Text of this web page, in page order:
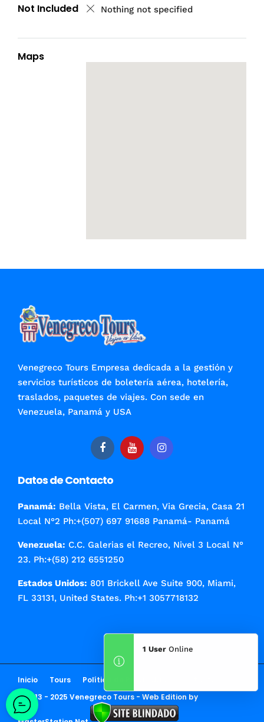
1 User Online
Not Included Nothing not specified
Maps
Venegreco Tours Empresa dedicada a la gestión y
servicios turísticos de boletería aérea, hotelería,
traslados, paquetes de viajes. Con sede en
Venezuela, Panamá y USA
Datos de Contacto
Panamá: Bella Vista, El Carmen, Via Grecia, Casa 21
Local N°2 Ph:+(507) 697 91688 Panamá- Panamá
Venezuela: C.C. Galerias el Recreo, Nivel 3 Local N°
23. Ph:+(58) 212 6551250
Estados Unidos: 801 Brickell Ave Suite 900, Miami,
FL 33131, United States. Ph:+1 3057718132
Inicio Tours Política de Privacidad
© 2013 - 2025 Venegreco Tours - Web Edition by